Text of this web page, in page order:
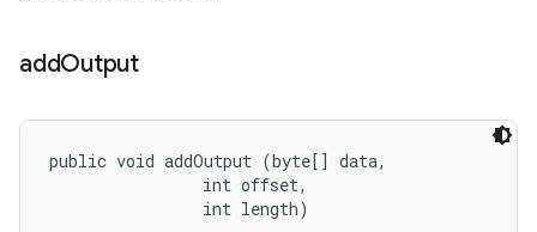
addOutput
public void addOutput (byte[] data,
                int offset,
                int length)